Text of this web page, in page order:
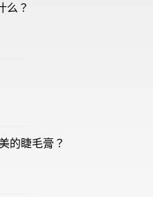
么？
的睫毛膏？